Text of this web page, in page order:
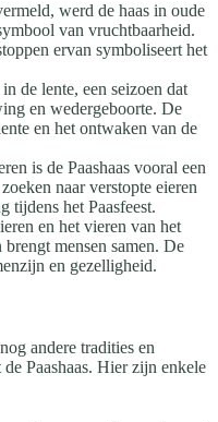
werd de haas in oude
van vruchtbaarheid.
ervan symboliseert het
de lente, een seizoen dat
en wedergeboorte. De
en het ontwaken van de
is de Paashaas vooral een
naar verstopte eieren
tijdens het Paasfeest.
en het vieren van het
mensen samen. De
en gezelligheid.
andere tradities en
Paashaas. Hier zijn enkele